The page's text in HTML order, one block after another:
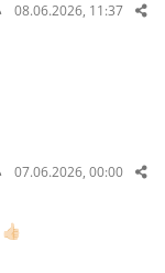
08.06.2026, 11:37
07.06.2026, 00:00